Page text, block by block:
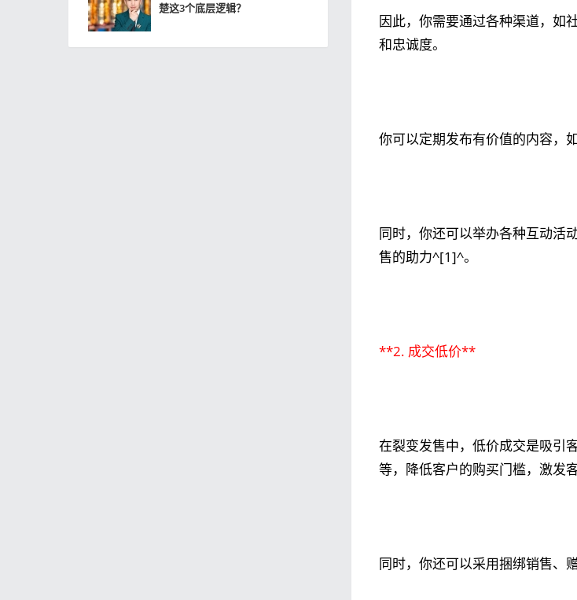
因此，你需要通过各种渠道，如
和忠诚度。
你可以定期发布有价值的内容，
同时，你还可以举办各种互动活
售的助力^[1]^。
**2. 成交低价**
在裂变发售中，低价成交是吸引
等，降低客户的购买门槛，激发
同时，你还可以采用捆绑销售、
楚这3个底层逻辑？